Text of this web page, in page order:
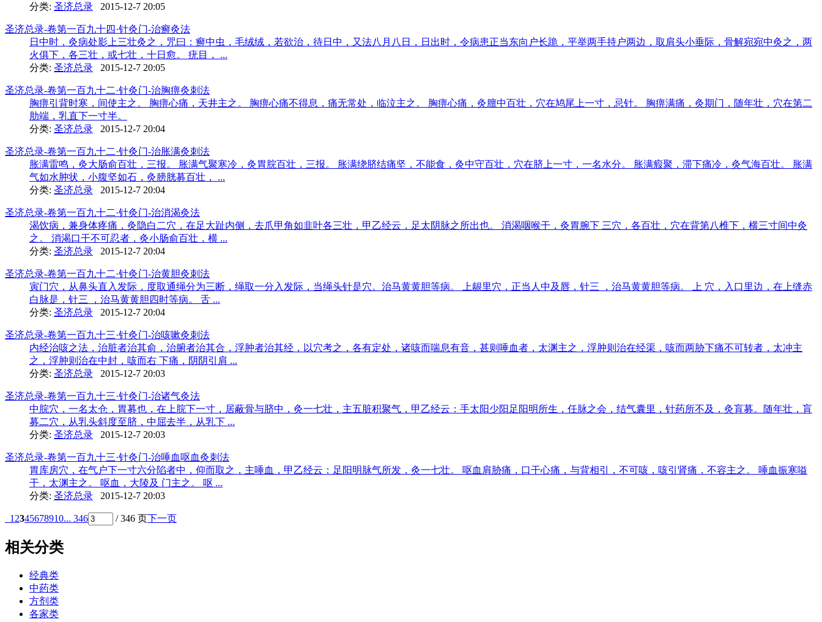
分类: 圣济总录 2015-12-7 20:05
圣济总录-卷第一百九十四·针灸门-治癣灸法
日中时，灸病处影上三壮灸之，咒曰：癣中虫，毛绒绒，若欲治，待日中，又法八月八日，日出时，令病患正当东向户长跪，平举两手持户两边，取肩头小垂际，骨解宛宛中灸之，两
火俱下，各三壮，或七壮，十日愈。 疣目， ...
分类: 圣济总录 2015-12-7 20:05
圣济总录-卷第一百九十二·针灸门-治胸痹灸刺法
胸痹引背时寒，间使主之。 胸痹心痛，天井主之。 胸痹心痛不得息，痛无常处，临泣主之。 胸痹心痛，灸膻中百壮，穴在鸠尾上一寸，忌针。 胸痹满痛，灸期门，随年壮，穴在第二
肋端，乳直下一寸半。
分类: 圣济总录 2015-12-7 20:04
圣济总录-卷第一百九十二·针灸门-治胀满灸刺法
胀满雷鸣，灸大肠俞百壮，三报。 胀满气聚寒冷，灸胃脘百壮，三报。 胀满绕脐结痛坚，不能食，灸中守百壮，穴在脐上一寸，一名水分。 胀满瘕聚，滞下痛冷，灸气海百壮。 胀满
气如水肿状，小腹坚如石，灸膀胱募百壮， ...
分类: 圣济总录 2015-12-7 20:04
圣济总录-卷第一百九十二·针灸门-治消渴灸法
渴饮病，兼身体疼痛，灸隐白二穴，在足大趾内侧，去爪甲角如韭叶各三壮，甲乙经云，足太阴脉之所出也。 消渴咽喉干，灸胃腕下 三穴，各百壮，穴在背第八椎下，横三寸间中灸
之。 消渴口干不可忍者，灸小肠俞百壮，横 ...
分类: 圣济总录 2015-12-7 20:04
圣济总录-卷第一百九十二·针灸门-治黄胆灸刺法
寅门穴，从鼻头直入发际，度取通绳分为三断，绳取一分入发际，当绳头针是穴。治马黄黄胆等病。 上龈里穴，正当人中及唇，针三 ，治马黄黄胆等病。 上 穴，入口里边，在上缝赤
白脉是，针三 ，治马黄黄胆四时等病。 舌 ...
分类: 圣济总录 2015-12-7 20:04
圣济总录-卷第一百九十三·针灸门-治咳嗽灸刺法
内经治咳之法，治脏者治其俞，治腑者治其合，浮肿者治其经，以穴考之，各有定处，诸咳而喘息有音，甚则唾血者，太渊主之，浮肿则治在经渠，咳而两胁下痛不可转者，太冲主
之，浮肿则治在中封，咳而右 下痛，阴阴引肩 ...
分类: 圣济总录 2015-12-7 20:03
圣济总录-卷第一百九十三·针灸门-治诸气灸法
中脘穴，一名太仓，胃募也，在上脘下一寸，居蔽骨与脐中，灸一七壮，主五脏积聚气，甲乙经云：手太阳少阳足阳明所生，任脉之会，结气囊里，针药所不及，灸肓募。随年壮，肓
募二穴，从乳头斜度至脐，中屈去半，从乳下 ...
分类: 圣济总录 2015-12-7 20:03
圣济总录-卷第一百九十三·针灸门-治唾血呕血灸刺法
胃库房穴，在气户下一寸六分陷者中，仰而取之，主唾血，甲乙经云：足阳明脉气所发，灸一七壮。 呕血肩胁痛，口干心痛，与背相引，不可咳，咳引肾痛，不容主之。 唾血振寒嗌
干，太渊主之。 呕血，大陵及 门主之。 呕 ...
分类: 圣济总录 2015-12-7 20:03
1 2345678910... 346 / 346 页下一页
相关分类
经典类
中药类
方剂类
各家类